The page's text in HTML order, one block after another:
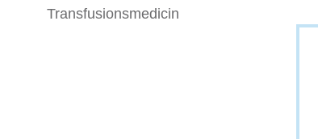
Transfusionsmedicin